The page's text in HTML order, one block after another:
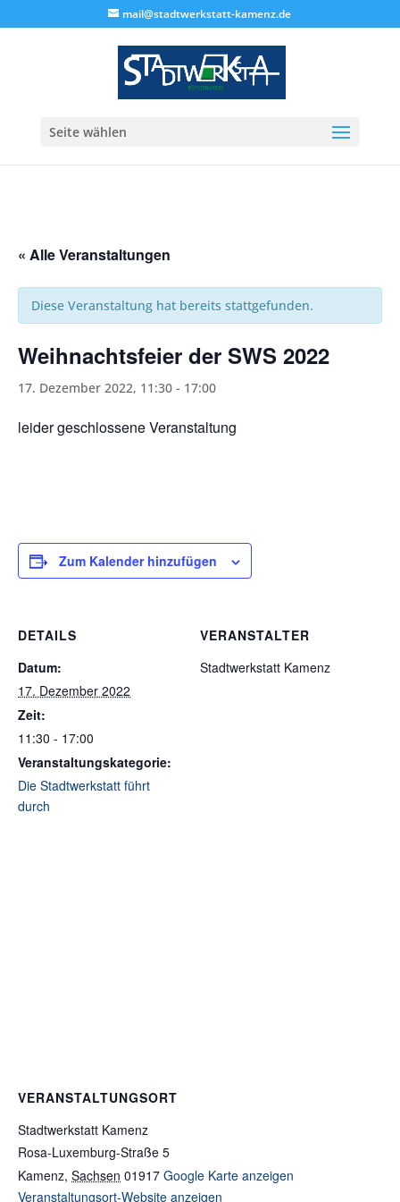
mail@stadtwerkstatt-kamenz.de
Seite wählen
« Alle Veranstaltungen
Diese Veranstaltung hat bereits stattgefunden.
Weihnachtsfeier der SWS 2022
17. Dezember 2022, 11:30 - 17:00
leider geschlossene Veranstaltung
Zum Kalender hinzufügen
DETAILS
Datum:
17. Dezember 2022
Zeit:
11:30 - 17:00
Veranstaltungskategorie:
Die Stadtwerkstatt führt
durch
VERANSTALTER
Stadtwerkstatt Kamenz
VERANSTALTUNGSORT
Stadtwerkstatt Kamenz
Rosa-Luxemburg-Straße 5
Kamenz, Sachsen 01917 Google Karte anzeigen
Veranstaltungsort-Website anzeigen